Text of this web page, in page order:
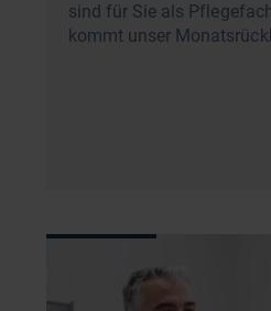
sind für Sie als
kommt unser